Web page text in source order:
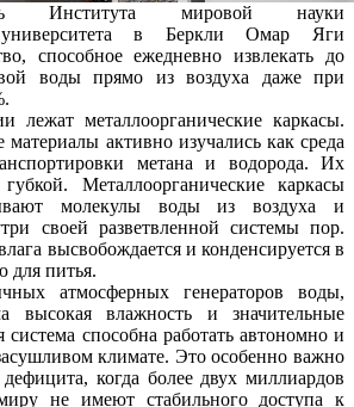
Института мировой науки
университета в Беркли Омар Яги
способное ежедневно извлекать до
воды прямо из воздуха даже при
лежат металлоорганические каркасы.
активно изучались как среда
метана и водорода. Их
Металлоорганические каркасы
молекулы воды из воздуха и
своей разветвленной системы пор.
высвобождается и конденсируется в
для питья.
атмосферных генераторов воды,
высокая влажность и значительные
система способна работать автономно и
климате. Это особенно важно
когда более двух миллиардов
не имеют стабильного доступа к